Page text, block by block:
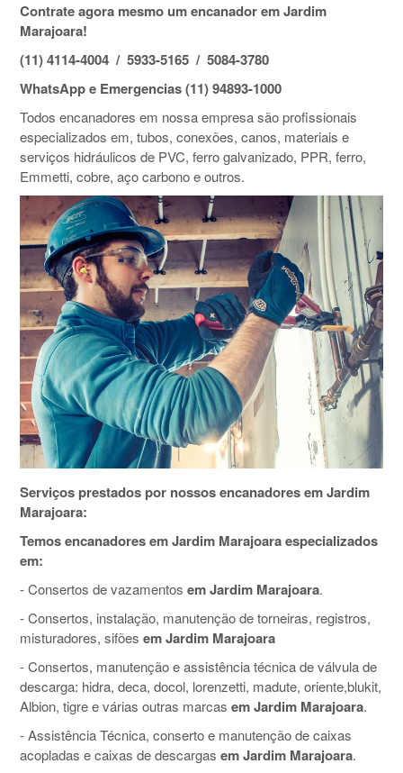
Contrate agora mesmo um encanador em Jardim
Marajoara!
(11) 4114-4004 / 5933-5165 / 5084-3780
WhatsApp e Emergencias (11) 94893-1000
Todos encanadores em nossa empresa são profissionais
especializados em, tubos, conexões, canos, materiais e
serviços hidráulicos de PVC, ferro galvanizado, PPR, ferro,
Emmetti, cobre, aço carbono e outros.
Serviços prestados por nossos encanadores em Jardim
Marajoara:
Temos encanadores em Jardim Marajoara especializados
em:
- Consertos de vazamentos em Jardim Marajoara.
- Consertos, instalação, manutenção de torneiras, registros,
misturadores, sifões em Jardim Marajoara
- Consertos, manutenção e assistência técnica de válvula de
descarga: hidra, deca, docol, lorenzetti, madute, oriente,blukit,
Albion, tigre e várias outras marcas em Jardim Marajoara.
- Assistência Técnica, conserto e manutenção de caixas
acopladas e caixas de descargas em Jardim Marajoara.